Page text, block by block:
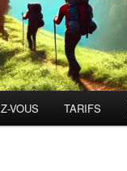
VOUS TARIFS